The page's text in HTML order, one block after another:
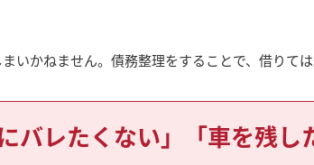
いかねません。債務整理をすることで、借りて
バレたくない」 「車を残し